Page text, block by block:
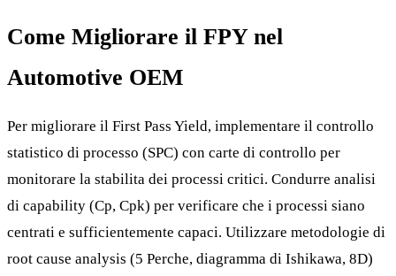
Come Migliorare il FPY nel
Automotive OEM
Per migliorare il First Pass Yield, implementare il controllo
statistico di processo (SPC) con carte di controllo per
monitorare la stabilita dei processi critici. Condurre analisi
di capability (Cp, Cpk) per verificare che i processi siano
centrati e sufficientemente capaci. Utilizzare metodologie di
root cause analysis (5 Perche, diagramma di Ishikawa, 8D)